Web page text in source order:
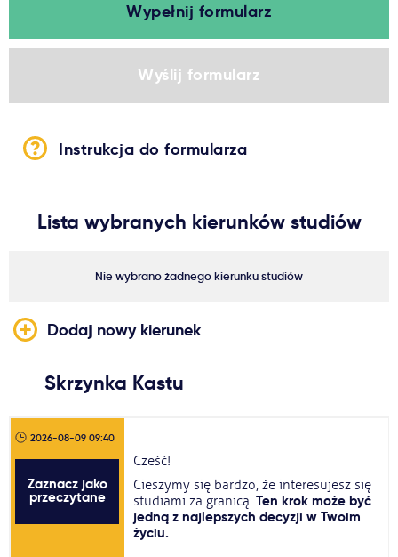
Jak aplikować?
Usługi
Wypełnij formularz
Wyślij formularz
Instrukcja do formularza
Lista wybranych kierunków studiów
Nie wybrano żadnego kierunku studiów
Dodaj nowy kierunek
Skrzynka Kastu
2026-08-09 09:40
Zaznacz jako
przeczytane
Cześć!
Cieszymy się bardzo, że interesujesz się
studiami za granicą.Ten krok może być
jedną z najlepszych decyzji w Twoim
życiu.